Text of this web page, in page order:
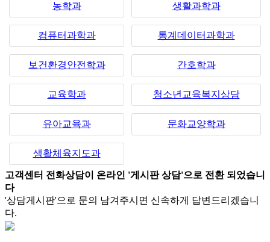
농학과 생활과학과
컴퓨터과학과 통계데이터과학과
보건환경안전학과 간호학과
교육학과 청소년교육복지상담
유아교육과 문화교양학과
생활체육지도과
고객센터 전화상담이 온라인 '게시판 상담'으로 전환 되었습니
다
'상담게시판'으로 문의 남겨주시면 신속하게 답변드리겠습니
다.